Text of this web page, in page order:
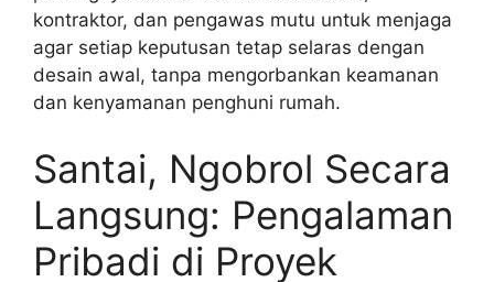
kontraktor, dan pengawas mutu untuk menjaga
agar setiap keputusan tetap selaras dengan
desain awal, tanpa mengorbankan keamanan
dan kenyamanan penghuni rumah.
Santai, Ngobrol Secara
Langsung: Pengalaman
Pribadi di Proyek